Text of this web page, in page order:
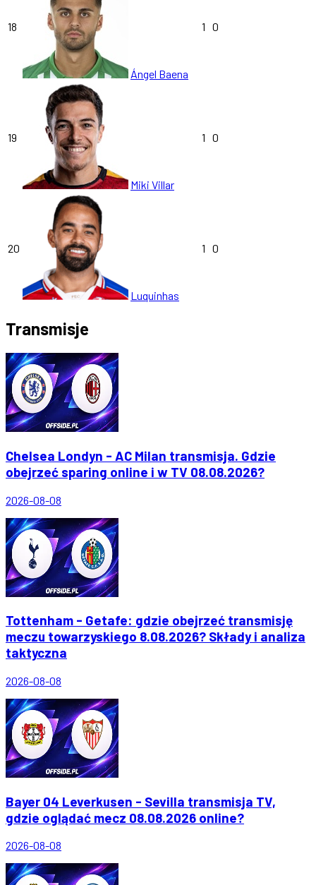
18
Ángel Baena
1 0
19
Miki Villar
1 0
20
Luquinhas
1 0
Transmisje
Chelsea Londyn - AC Milan transmisja. Gdzie
obejrzeć sparing online i w TV 08.08.2026?
2026-08-08
Tottenham - Getafe: gdzie obejrzeć transmisję
meczu towarzyskiego 8.08.2026? Składy i analiza
taktyczna
2026-08-08
Bayer 04 Leverkusen - Sevilla transmisja TV,
gdzie oglądać mecz 08.08.2026 online?
2026-08-08